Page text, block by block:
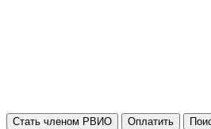
Стать членом РВИО Оплатить